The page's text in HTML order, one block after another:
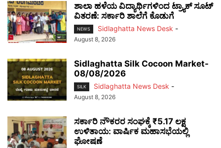
ಶಾಲಾ ಹಳೆಯ ವಿದ್ಯಾರ್ಥಿಗಳಿಂದ ಟ್ರ್ಯಾಕ್‌ ಸೂಟ್
ವಿತರಣೆ: ಸರ್ಕಾರಿ ಶಾಲೆಗೆ ಕೊಡುಗೆ
NEWS Sidlaghatta News Desk -
August 8, 2026
Sidlaghatta Silk Cocoon Market-
08/08/2026
SILK Sidlaghatta News Desk -
August 8, 2026
ಸರ್ಕಾರಿ ನೌಕರರ ಸಂಘಕ್ಕೆ ₹5.17 ಲಕ್ಷ
ಉಳಿತಾಯ: ವಾರ್ಷಿಕ ಮಹಾಸಭೆಯಲ್ಲಿ
ಘೋಷಣೆ